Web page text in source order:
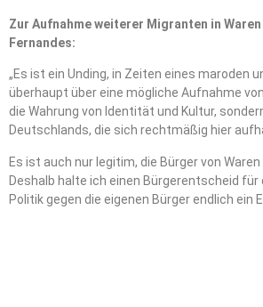
Zur Aufnahme weiterer Migranten in
Fernandes:
„Es ist ein Unding, in Zeiten eines maroden
überhaupt über eine mögliche Aufnahme
die Wahrung von Identität und Kultur,
Deutschlands, die sich rechtmäßig hier
Es ist auch nur legitim, die Bürger von
Deshalb halte ich einen Bürgerentscheid
Politik gegen die eigenen Bürger endlich ein